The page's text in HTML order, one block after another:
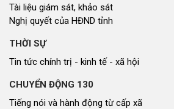
Tài liệu giám sát, khảo sát
Nghị quyết của HĐND tỉnh
THỜI SỰ
Tin tức chính trị - kinh tế - xã hội
CHUYỂN ĐỘNG 130
Tiếng nói và hành động từ cấp xã